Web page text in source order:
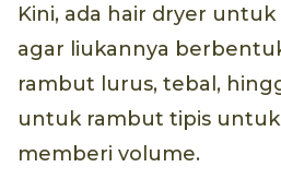
Kini, ada hair dryer untuk
agar liukannya
rambut lurus, tebal,
untuk rambut tipis
memberi volume.